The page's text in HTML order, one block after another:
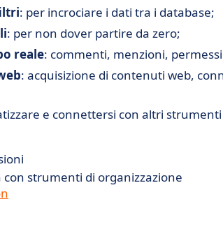
: per incrociare i dati tra i database;
: per non dover partire da zero;
reale: commenti, menzioni, permessi
: acquisizione di contenuti web,
e connettersi con altri
strumenti di organizzazione